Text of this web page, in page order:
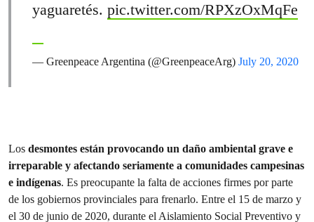
yaguaretés. pic.twitter.com/RPXzOxMqFe
— Greenpeace Argentina (@GreenpeaceArg) July 20, 2020
Los desmontes están provocando un daño ambiental grave e
irreparable y afectando seriamente a comunidades campesinas
e indígenas. Es preocupante la falta de acciones firmes por parte
de los gobiernos provinciales para frenarlo. Entre el 15 de marzo y
el 30 de junio de 2020, durante el Aislamiento Social Preventivo y